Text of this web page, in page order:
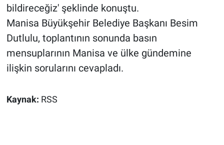
bildireceğiz' şeklinde konuştu.
Manisa Büyükşehir Belediye Başkanı Besim
Dutlulu, toplantının sonunda basın
mensuplarının Manisa ve ülke gündemine
ilişkin sorularını cevapladı.
Kaynak: RSS